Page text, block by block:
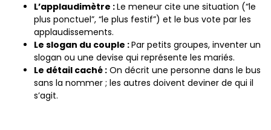
L’applaudimètre :Le meneur cite une situation (“le
plus ponctuel”, “le plus festif”) et le bus vote par les
applaudissements.
Le slogan du couple :Par petits groupes, inventer un
slogan ou une devise qui représente les mariés.
Le détail caché : On décrit une personne dans le bus
sans la nommer ; les autres doivent deviner de qui il
s’agit.